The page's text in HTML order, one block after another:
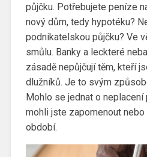
půjčku. Potřebujete peníze
nový dům, tedy hypotéku?
podnikatelskou půjčku? Ve
smůlu. Banky a leckteré
zásadě nepůjčují těm, kteří
dlužníků. Je to svým
Mohlo se jednat o
mohli jste zapomenout
období.